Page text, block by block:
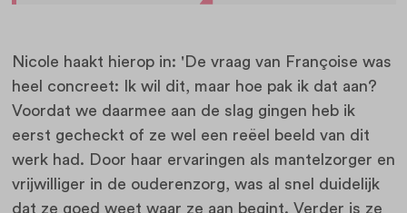
Nicole haakt hierop in: 'De vraag van Françoise was
heel concreet: Ik wil dit, maar hoe pak ik dat aan?
Voordat we daarmee aan de slag gingen heb ik
eerst gecheckt of ze wel een reëel beeld van dit
werk had. Door haar ervaringen als mantelzorger en
vrijwilliger in de ouderenzorg, was al snel duidelijk
dat ze goed weet waar ze aan begint. Verder is ze